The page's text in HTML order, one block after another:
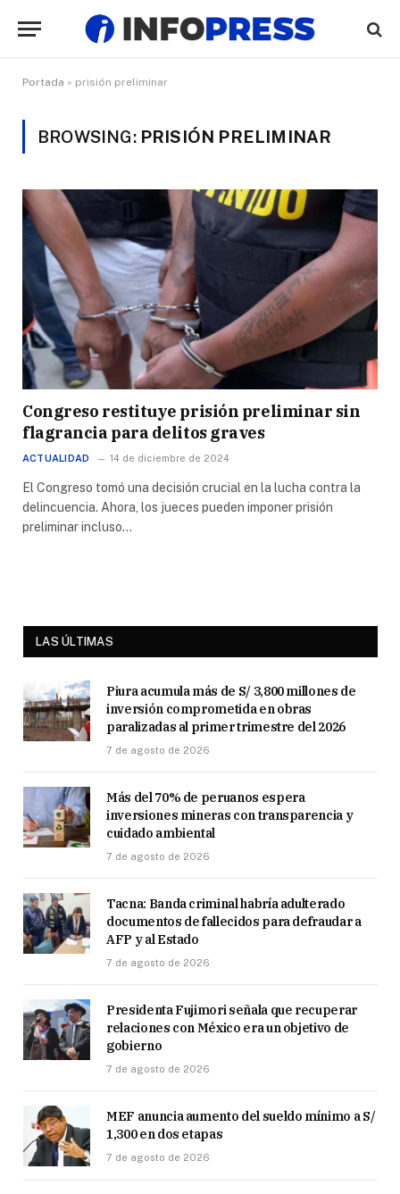
Portada » prisión preliminar
BROWSING: PRISIÓN PRELIMINAR
Congreso restituye prisión preliminar sin
flagrancia para delitos graves
ACTUALIDAD 14 de diciembre de 2024
El Congreso tomó una decisión crucial en la lucha contra la
delincuencia. Ahora, los jueces pueden imponer prisión
preliminar incluso…
LAS ÚLTIMAS
Piura acumula más de S/ 3,800 millones de
inversión comprometida en obras
paralizadas al primer trimestre del 2026
7 de agosto de 2026
Más del 70% de peruanos espera
inversiones mineras con transparencia y
cuidado ambiental
7 de agosto de 2026
Tacna: Banda criminal habría adulterado
documentos de fallecidos para defraudar a
AFP y al Estado
7 de agosto de 2026
Presidenta Fujimori señala que recuperar
relaciones con México era un objetivo de
gobierno
7 de agosto de 2026
MEF anuncia aumento del sueldo mínimo a S/
1,300 en dos etapas
7 de agosto de 2026